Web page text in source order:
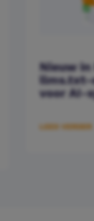
Nieuw in
llms.txt-
voor AI-
LEES VERDER